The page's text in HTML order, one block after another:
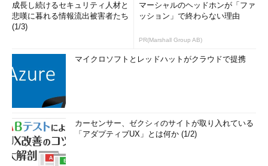
成長し続けるセキュリティ人材と
悲嘆に暮れる情報流出被害者たち
(1/3)
マーシャルのヘッドホンが「ファ
ッション」で終わらない理由
PR(Marshall Group AB)
マイクロソフトとレッドハットがクラウドで提携
カーセンサー、ゼクシィのサイトが取り入れている
「アダプティブUX」とは何か (1/2)